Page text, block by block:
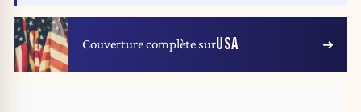
Couverture complète surUSA